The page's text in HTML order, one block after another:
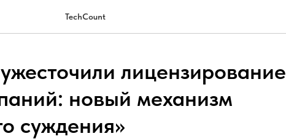
TechCount
лицензирование
новый механизм
суждения»